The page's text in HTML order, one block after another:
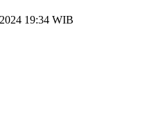
19:34 WIB